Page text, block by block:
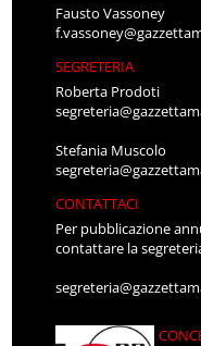
Fausto Vassoney
SEGRETERIA
Roberta Prodoti
Stefania Muscolo
CONTATTACI
Per pubblicazione
contattare la